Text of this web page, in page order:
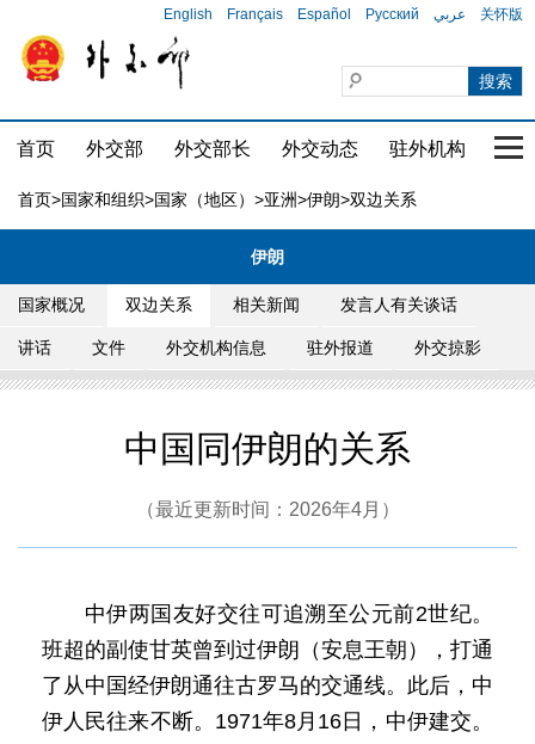
English Français Español Русский عربي 关怀版
首页 外交部 外交部长 外交动态 驻外机构 国
首页>国家和组织>国家（地区） >亚洲>伊朗>双边关系
伊朗
国家概况 双边关系 相关新闻 发言人有关谈话
讲话 文件 外交机构信息 驻外报道 外交掠影
中国同伊朗的关系
（最近更新时间：2026年4月）
中伊两国友好交往可追溯至公元前2世纪。
班超的副使甘英曾到过伊朗（安息王朝），打通
了从中国经伊朗通往古罗马的交通线。此后，中
伊人民往来不断。1971年8月16日，中伊建交。